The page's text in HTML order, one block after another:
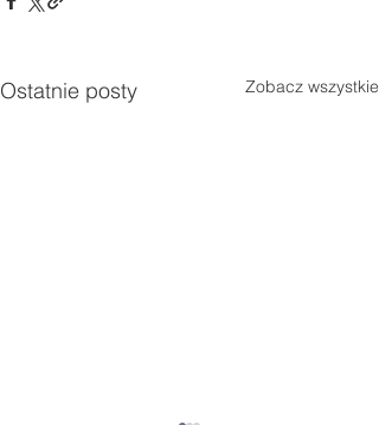
Ostatnie posty Zobacz wszystkie